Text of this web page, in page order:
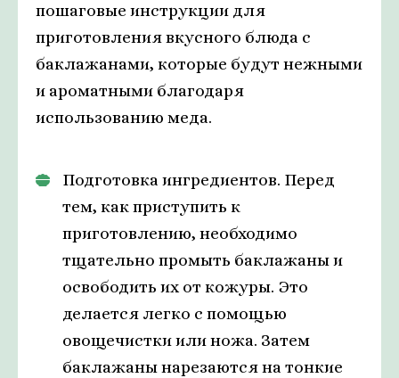
пошаговые инструкции для
приготовления вкусного блюда с
баклажанами, которые будут нежными
и ароматными благодаря
использованию меда.
Подготовка ингредиентов. Перед
тем, как приступить к
приготовлению, необходимо
тщательно промыть баклажаны и
освободить их от кожуры. Это
делается легко с помощью
овощечистки или ножа. Затем
баклажаны нарезаются на тонкие